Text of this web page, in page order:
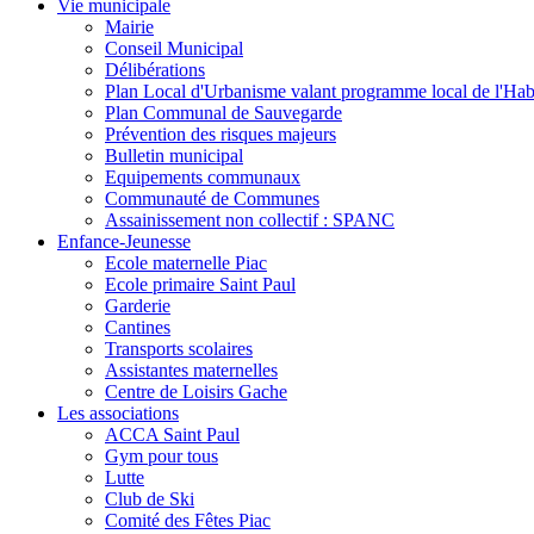
Vie municipale
Mairie
Conseil Municipal
Délibérations
Plan Local d'Urbanisme valant programme local de
Plan Communal de Sauvegarde
Prévention des risques majeurs
Bulletin municipal
Equipements communaux
Communauté de Communes
Assainissement non collectif : SPANC
Enfance-Jeunesse
Ecole maternelle Piac
Ecole primaire Saint Paul
Garderie
Cantines
Transports scolaires
Assistantes maternelles
Centre de Loisirs Gache
Les associations
ACCA Saint Paul
Gym pour tous
Lutte
Club de Ski
Comité des Fêtes Piac